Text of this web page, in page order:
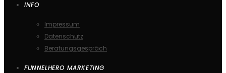
INFO
Impressum
Datenschutz
Beratungsgespräch
FUNNELHERO MARKETING